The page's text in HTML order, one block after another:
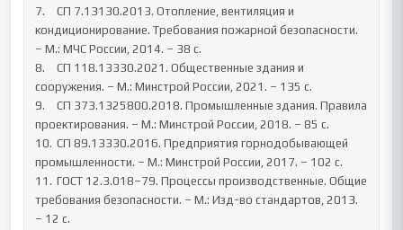
7.	СП 7.13130.2013. Отопление, вентиляция и
кондиционирование. Требования пожарной безопасности.
– М.: МЧС России, 2014. – 38 с.
8.	СП 118.13330.2021. Общественные здания и
сооружения. – М.: Минстрой России, 2021. – 135 с.
9.	СП 373.1325800.2018. Промышленные здания. Правила
проектирования. – М.: Минстрой России, 2018. – 85 с.
10.	СП 89.13330.2016. Предприятия горнодобывающей
промышленности. – М.: Минстрой России, 2017. – 102 с.
11.	ГОСТ 12.3.018–79. Процессы производственные. Общие
требования безопасности. – М.: Изд-во стандартов, 2013.
– 12 с.